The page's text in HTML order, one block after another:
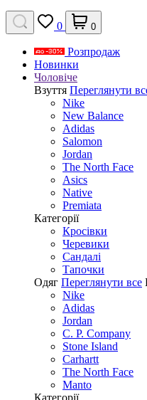
0 0
Розпродаж
Новинки
Чоловіче
Взуття Переглянути
Nike
New Balance
Adidas
Salomon
Jordan
The North Face
Asics
Native
Premiata
Категорії
Кросівки
Черевики
Сандалі
Tапочки
Одяг Переглянути все
Nike
Adidas
Jordan
C. P. Company
Stone Island
Carhartt
The North Face
Manto
Категорії